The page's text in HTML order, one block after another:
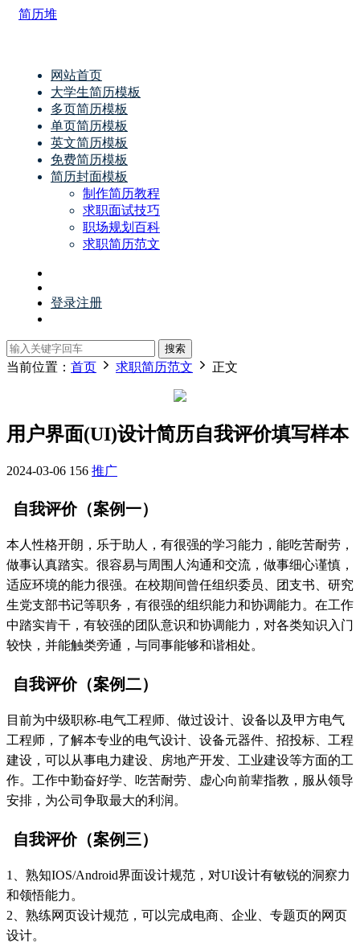
简历堆
网站首页
大学生简历模板
多页简历模板
单页简历模板
英文简历模板
免费简历模板
简历封面模板
制作简历教程
求职面试技巧
职场规划百科
求职简历范文
登录注册
搜索
当前位置： 首页 求职简历范文 正文
用户界面(UI)设计简历自我评价填写样本
2024-03-06 156 推广
自我评价（案例一）
本人性格开朗，乐于助人，有很强的学习能力，能吃苦耐劳，
做事认真踏实。很容易与周围人沟通和交流，做事细心谨慎，
适应环境的能力很强。在校期间曾任组织委员、团支书、研究
生党支部书记等职务，有很强的组织能力和协调能力。在工作
中踏实肯干，有较强的团队意识和协调能力，对各类知识入门
较快，并能触类旁通，与同事能够和谐相处。
自我评价（案例二）
目前为中级职称-电气工程师、做过设计、设备以及甲方电气
工程师，了解本专业的电气设计、设备元器件、招投标、工程
建设，可以从事电力建设、房地产开发、工业建设等方面的工
作。工作中勤奋好学、吃苦耐劳、虚心向前辈指教，服从领导
安排，为公司争取最大的利润。
自我评价（案例三）
1、熟知IOS/Android界面设计规范，对UI设计有敏锐的洞察力
和领悟能力。
2、熟练网页设计规范，可以完成电商、企业、专题页的网页
设计。